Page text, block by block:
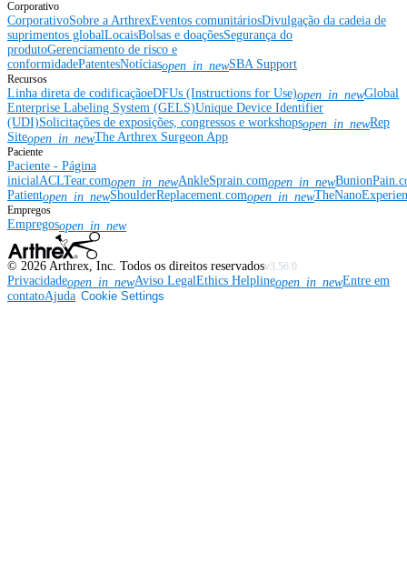
Corporativo
CorporativoSobre a ArthrexEventos comunitáriosDivulgação da cadeia de
suprimentos globalLocaisBolsas e doaçõesSegurança do
produtoGerenciamento de risco e
conformidadePatentesNotíciasopen_in_newSBA Support
Recursos
Linha direta de codificaçãoeDFUs (Instructions for Use)open_in_newGlobal
Enterprise Labeling System (GELS)Unique Device Identifier
(UDI)Solicitações de exposições, congressos e workshopsopen_in_newRep
Siteopen_in_newThe Arthrex Surgeon App
Paciente
Paciente - Página
inicialACLTear.comopen_in_newAnkleSprain.comopen_in_new
Patientopen_in_newShoulderReplacement.comopen_in_new
Empregos
Empregosopen_in_new
© 2026 Arthrex, Inc. Todos os direitos reservadosv3.56.0
Privacidadeopen_in_newAviso LegalEthics Helplineopen_in_newEntre em
contatoAjuda Cookie Settings